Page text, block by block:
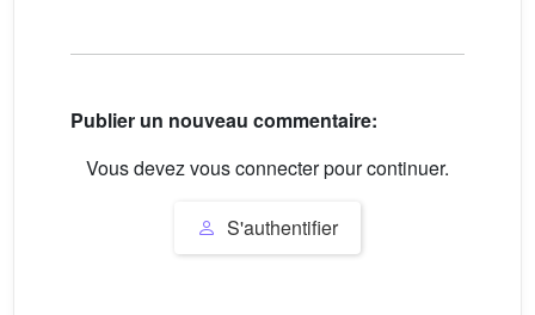
Publier un nouveau commentaire:
Vous devez vous connecter pour continuer.
S'authentifier